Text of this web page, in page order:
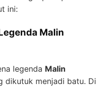
ini:
Malin
legenda Malin
dikutuk menjadi batu. Di